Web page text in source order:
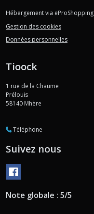
Hébergement via eProShopping
Gestion des cookies
Données personnelles
Tioock
1 rue de la Chaume
Prélouis
58140 Mhère
Téléphone
Suivez nous
Note globale : 5/5